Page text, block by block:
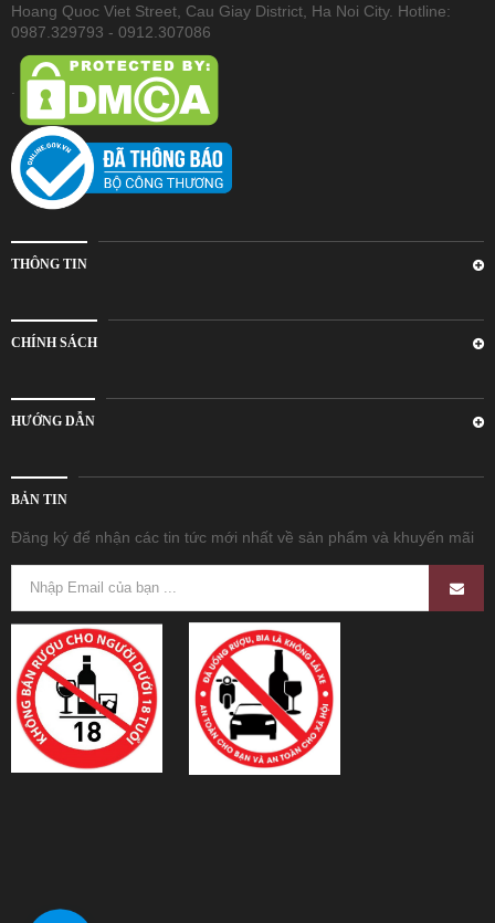
Hoang Quoc Viet Street, Cau Giay District, Ha Noi City. Hotline:
0987.329793 - 0912.307086
THÔNG TIN
CHÍNH SÁCH
HƯỚNG DẪN
BẢN TIN
Đăng ký để nhận các tin tức mới nhất về sản phẩm và khuyến mãi